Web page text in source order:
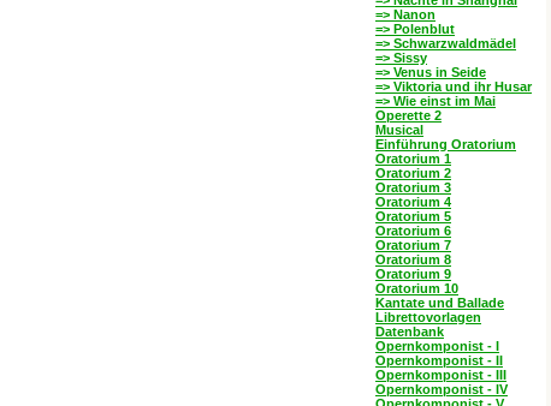
=> Nanon
=> Polenblut
=> Schwarzwaldmädel
=> Sissy
=> Venus in Seide
=> Viktoria und ihr Husar
=> Wie einst im Mai
Operette 2
Musical
Einführung Oratorium
Oratorium 1
Oratorium 2
Oratorium 3
Oratorium 4
Oratorium 5
Oratorium 6
Oratorium 7
Oratorium 8
Oratorium 9
Oratorium 10
Kantate und Ballade
Librettovorlagen
Datenbank
Opernkomponist - I
Opernkomponist - II
Opernkomponist - III
Opernkomponist - IV